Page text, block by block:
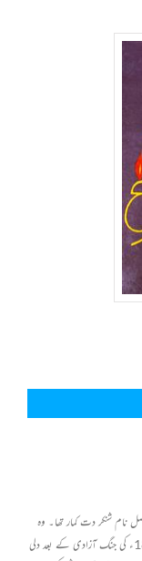
نام شنکر دت کمار تھا۔ وہ
بہاولپور میں 03 جولائی 1935 ء کو پیدا ھوئے۔ ان کا خاندان 1857ء کی جنگ آزادی کے بعد دلی